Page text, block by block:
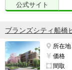
コンシェルジュ
清掃員さんが毎
た。
公式サイト
ブランズシティ船橋
所在地
価格
間取